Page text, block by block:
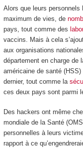
Alors que leurs
maximum de vies, de
pays, tout comme des
vaccins. Mais à cela
aux organisations
département en charge de
américaine de santé (HSS)
dernier, tout comme la
ces deux pays sont parmi
Des hackers ont même
mondiale de la Santé
personnelles à leurs
rapport à ce